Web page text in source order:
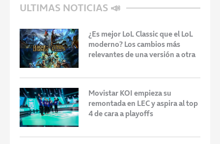
ULTIMAS NOTICIAS 📣
¿Es mejor LoL Classic que el LoL
moderno? Los cambios más
relevantes de una versión a otra
Movistar KOI empieza su
remontada en LEC y aspira al top
4 de cara a playoffs